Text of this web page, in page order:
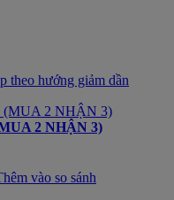
theo hướng giảm dần
2 NHẬN 3)
vào so sánh